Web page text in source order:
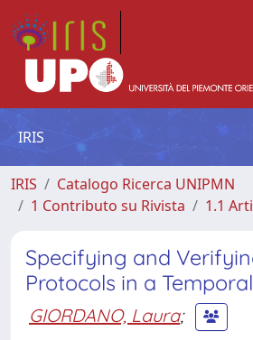
IRIS
IRIS
Catalogo Ricerca UNIPMN
1 Contributo su Rivista
1.1
Specifying and
Protocols in a
GIORDANO, Laura;